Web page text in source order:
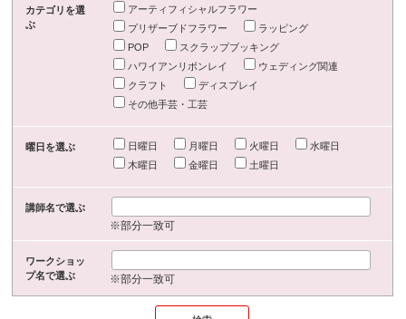
カテゴリを選
ぶ
アーティフィシャルフラワー
プリザーブドフラワー
ラッピング
POP
スクラップブッキング
ハワイアンリボンレイ
ウェディング関連
クラフト
ディスプレイ
その他手芸・工芸
曜日を選ぶ 日曜日 月曜日 火曜日
水曜日
木曜日
金曜日 土曜日
講師名で選ぶ
※部分一致可
ワークショッ
プ名で選ぶ
※部分一致可